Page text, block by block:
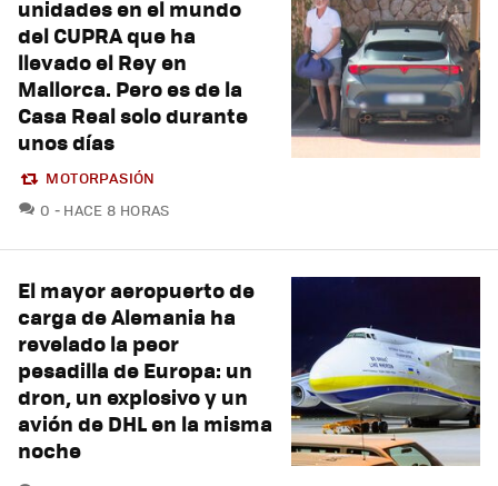
unidades en el mundo
del CUPRA que ha
llevado el Rey en
Mallorca. Pero es de la
Casa Real solo durante
unos días
MOTORPASIÓN
0 COMENTARIOS
HACE 8 HORAS
El mayor aeropuerto de
carga de Alemania ha
revelado la peor
pesadilla de Europa: un
dron, un explosivo y un
avión de DHL en la misma
noche